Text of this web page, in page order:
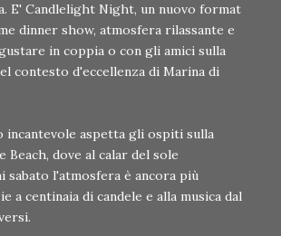
E' Candlelight Night, un nuovo format
dinner show, atmosfera rilassante e
in coppia o con gli amici sulla
contesto d'eccellenza di Marina di
incantevole aspetta gli ospiti sulla
Beach, dove al calar del sole
sabato l'atmosfera è ancora più
a centinaia di candele e alla musica dal